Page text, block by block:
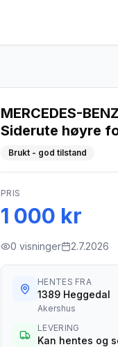
MERCEDES-
Siderute høyre
Brukt - god tilstand
PRIS
1 000 kr
0 visninger 2.7.2026
HENTES FRA
1389 Heggedal
Akershus
LEVERING
Kan hentes og